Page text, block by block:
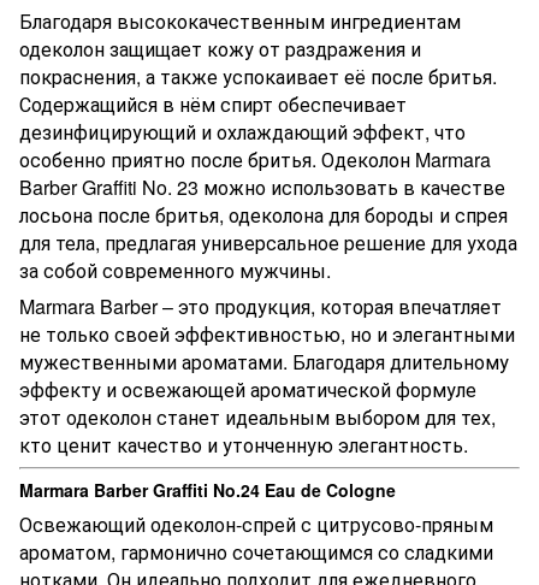
Благодаря высококачественным ингредиентам
одеколон защищает кожу от раздражения и
покраснения, а также успокаивает её после бритья.
Содержащийся в нём спирт обеспечивает
дезинфицирующий и охлаждающий эффект, что
особенно приятно после бритья. Одеколон Marmara
Barber Graffiti No. 23 можно использовать в качестве
лосьона после бритья, одеколона для бороды и спрея
для тела, предлагая универсальное решение для ухода
за собой современного мужчины.
Marmara Barber – это продукция, которая впечатляет
не только своей эффективностью, но и элегантными
мужественными ароматами. Благодаря длительному
эффекту и освежающей ароматической формуле
этот одеколон станет идеальным выбором для тех,
кто ценит качество и утонченную элегантность.
Marmara Barber Graffiti No.24 Eau de Cologne
Освежающий одеколон-спрей с цитрусово-пряным
ароматом, гармонично сочетающимся со сладкими
нотками. Он идеально подходит для ежедневного